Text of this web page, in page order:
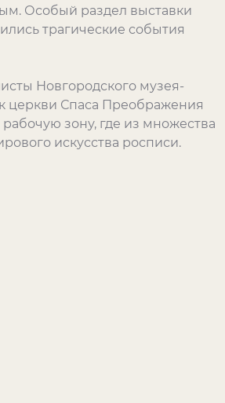
Особый раздел выставки
трагические события
Новгородского музея-
церкви Спаса Преображения
зону, где из множества
искусства росписи.